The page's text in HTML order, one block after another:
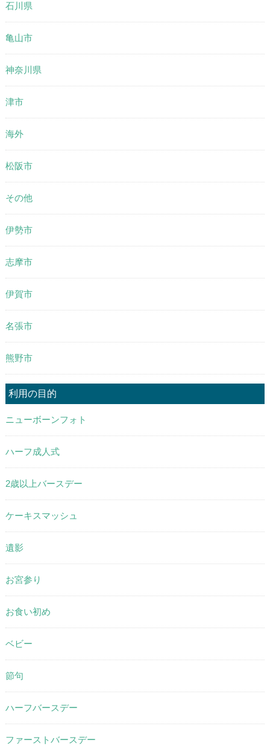
石川県
亀山市
神奈川県
津市
海外
松阪市
その他
伊勢市
志摩市
伊賀市
名張市
熊野市
利用の目的
ニューボーンフォト
ハーフ成人式
2歳以上バースデー
ケーキスマッシュ
遺影
お宮参り
お食い初め
ベビー
節句
ハーフバースデー
ファーストバースデー